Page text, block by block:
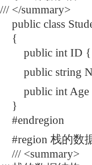
/// </summary>
public class
{
public int ID {
public string
public int Age {
}
#endregion
#region 栈的数
/// <summary>